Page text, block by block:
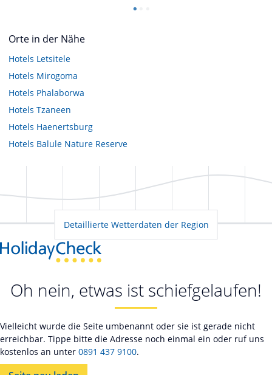
Orte in der Nähe
Hotels Letsitele
Hotels Mirogoma
Hotels Phalaborwa
Hotels Tzaneen
Hotels Haenertsburg
Hotels Balule Nature Reserve
Detaillierte Wetterdaten der Region
Oh nein, etwas ist schiefgelaufen!
Vielleicht wurde die Seite umbenannt oder sie ist gerade nicht
erreichbar. Tippe bitte die Adresse noch einmal ein oder ruf uns
kostenlos an unter 0891 437 9100.